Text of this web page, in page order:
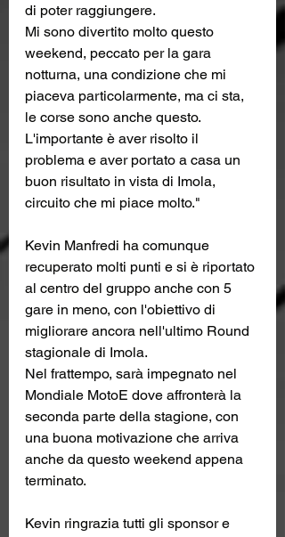
di poter raggiungere.
Mi sono divertito molto questo
weekend, peccato per la gara
notturna, una condizione che mi
piaceva particolarmente, ma ci sta,
le corse sono anche questo.
L'importante è aver risolto il
problema e aver portato a casa un
buon risultato in vista di Imola,
circuito che mi piace molto."
Kevin Manfredi ha comunque
recuperato molti punti e si è riportato
al centro del gruppo anche con 5
gare in meno, con l'obiettivo di
migliorare ancora nell'ultimo Round
stagionale di Imola.
Nel frattempo, sarà impegnato nel
Mondiale MotoE dove affronterà la
seconda parte della stagione, con
una buona motivazione che arriva
anche da questo weekend appena
terminato.
Kevin ringrazia tutti gli sponsor e